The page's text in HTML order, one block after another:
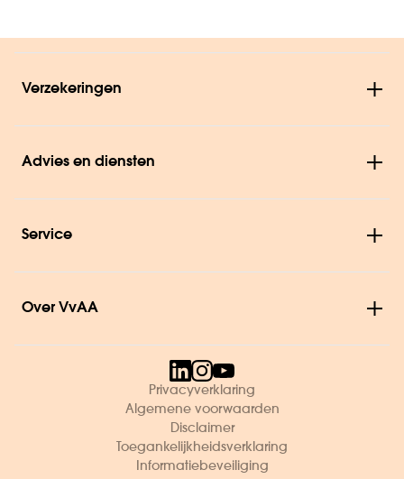
Verzekeringen
Advies en diensten
Service
Over VvAA
Privacyverklaring
Algemene voorwaarden
Disclaimer
Toegankelijkheidsverklaring
Informatiebeveiliging